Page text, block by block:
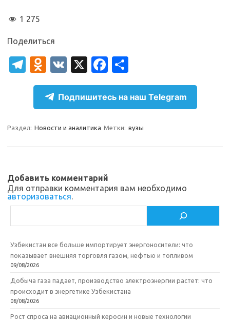
1 275
Поделиться
T
el
gr
a
O
d
n
o
kl
ik
i
V
K
X
Fa
c
e
b
o
т
п
р
а
ь
Подпишитесь на наш Telegram
Раздел: Новости и аналитика Метки: вузы
Добавить комментарий
Для отправки комментария вам необходимо
авторизоваться.
Узбекистан все больше импортирует энергоносители: что
показывает внешняя торговля газом, нефтью и топливом
09/08/2026
Добыча газа падает, производство электроэнергии растет: что
происходит в энергетике Узбекистана
08/08/2026
Рост спроса на авиационный керосин и новые технологии